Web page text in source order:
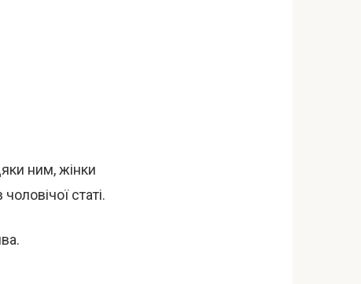
ним, жінки
статі.